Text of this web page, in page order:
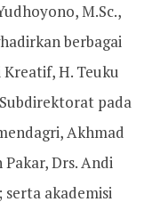
M.Sc.,
berbagai
H. Teuku
pada
Akhmad
Pakar, Drs. Andi
serta akademisi